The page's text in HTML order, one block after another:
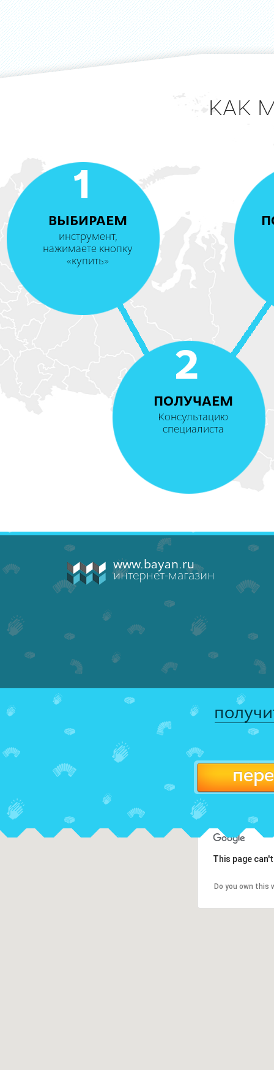
КАК
1
ВЫБИРАЕМ
инструмент,
нажимаете кнопку
«купить»
2
ПОЛУЧАЕМ
Консультацию
специалиста
www.bayan.ru
интернет-магазин
This page
Do you own this